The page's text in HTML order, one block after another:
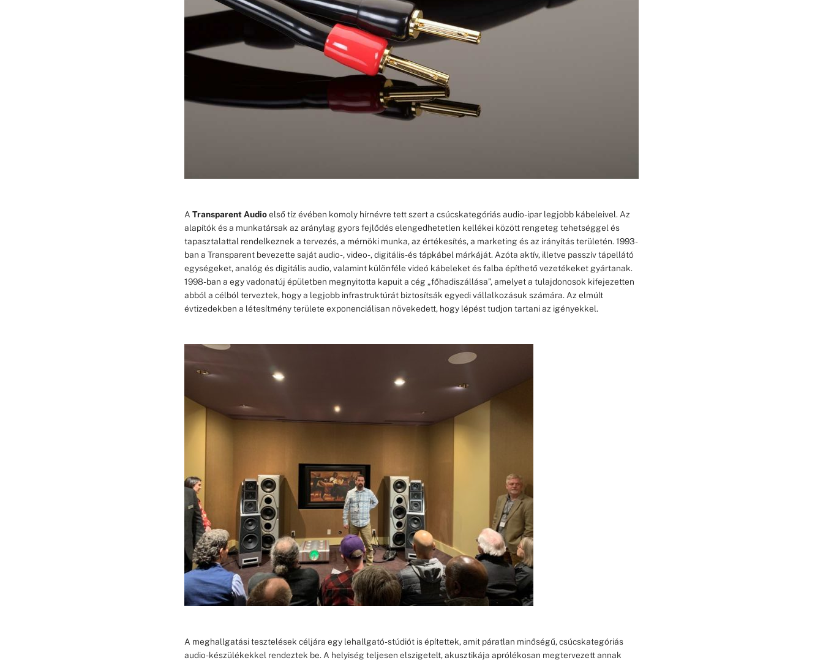
A Transparent Audioelső tíz évében komoly hírnévre tett szert a csúcskategóriás audio-ipar legjobb kábeleivel. Az
alapítók és a munkatársak az aránylag gyors fejlődés elengedhetetlen kellékei között rengeteg tehetséggel és
tapasztalattal rendelkeznek a tervezés, a mérnöki munka, az értékesítés, a marketing és az irányítás területén. 1993-
ban a Transparent bevezette saját audio-, video-, digitális- és tápkábel márkáját. Azóta aktív, illetve passzív tápellátó
egységeket, analóg és digitális audio, valamint különféle videó kábeleket és falba építhető vezetékeket gyártanak.
1998-ban a egy vadonatúj épületben megnyitotta kapuit a cég „főhadiszállása”, amelyet a tulajdonosok kifejezetten
abból a célból terveztek, hogy a legjobb infrastruktúrát biztosítsák egyedi vállalkozásuk számára. Az elmúlt
évtizedekben a létesítmény területe exponenciálisan növekedett, hogy lépést tudjon tartani az igényekkel.
A meghallgatási tesztelések céljára egy lehallgató-stúdiót is építettek, amit páratlan minőségű, csúcskategóriás
audio-készülékekkel rendeztek be. A helyiség teljesen elszigetelt, akusztikája aprólékosan megtervezett annak